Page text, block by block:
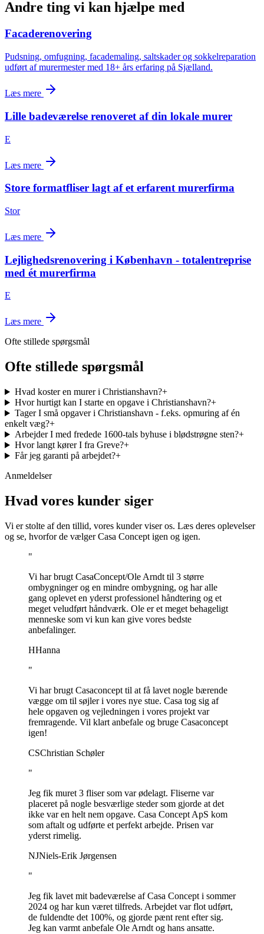
Andre ting vi kan hjælpe med
Facaderenovering
Pudsning, omfugning, facademaling, saltskader og sokkelreparation
udført af murermester med 18+ års erfaring på Sjælland.
Læs mere
Lille badeværelse renoveret af din lokale murer
E
Læs mere
Store formatfliser lagt af et erfarent murerfirma
Stor
Læs mere
Lejlighedsrenovering i København - totalentreprise
med ét murerfirma
E
Læs mere
Ofte stillede spørgsmål
Ofte stillede spørgsmål
Hvad koster en murer i Christianshavn?+
Hvor hurtigt kan I starte en opgave i Christianshavn?+
Tager I små opgaver i Christianshavn - f.eks. opmuring af én
enkelt væg?+
Arbejder I med fredede 1600-tals byhuse i blødstrøgne sten?+
Hvor langt kører I fra Greve?+
Får jeg garanti på arbejdet?+
Anmeldelser
Hvad vores kunder siger
Vi er stolte af den tillid, vores kunder viser os. Læs deres oplevelser
og se, hvorfor de vælger Casa Concept igen og igen.
"
Vi har brugt CasaConcept/Ole Arndt til 3 større
ombygninger og en mindre ombygning, og har alle
gang oplevet en yderst professionel håndtering og et
meget veludført håndværk. Ole er et meget behageligt
menneske som vi kun kan give vores bedste
anbefalinger.
HHanna
"
Vi har brugt Casaconcept til at få lavet nogle bærende
vægge om til søjler i vores nye stue. Casa tog sig af
hele opgaven og vejledningen i vores projekt var
fremragende. Vil klart anbefale og bruge Casaconcept
igen!
CSChristian Schøler
"
Jeg fik muret 3 fliser som var ødelagt. Fliserne var
placeret på nogle besværlige steder som gjorde at det
ikke var en helt nem opgave. Casa Concept ApS kom
som aftalt og udførte et perfekt arbejde. Prisen var
yderst rimelig.
NJNiels-Erik Jørgensen
"
Jeg fik lavet mit badeværelse af Casa Concept i sommer
2024 og har kun været tilfreds. Arbejdet var flot udført,
de fuldendte det 100%, og gjorde pænt rent efter sig.
Jeg kan varmt anbefale Ole Arndt og hans ansatte.